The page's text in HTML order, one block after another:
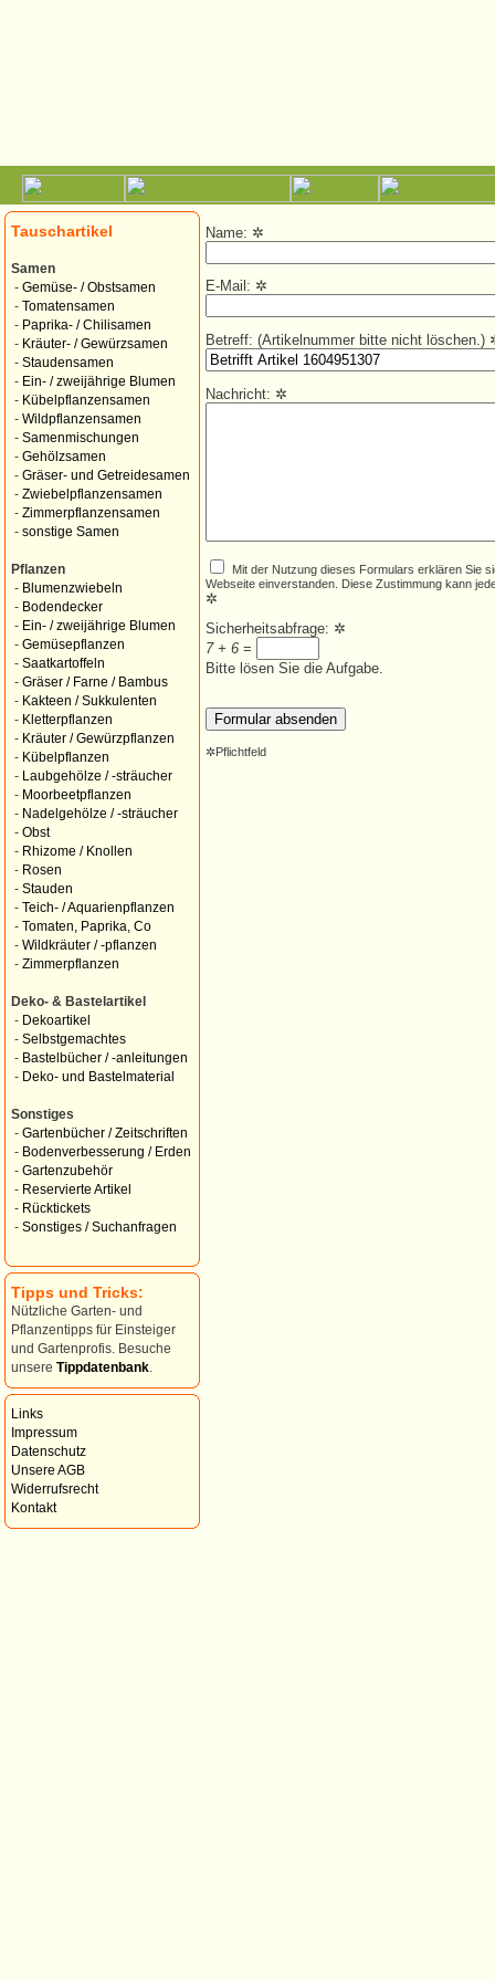
Tauschartikel
Samen
- Gemüse- / Obstsamen
- Tomatensamen
- Paprika- / Chilisamen
- Kräuter- / Gewürzsamen
- Staudensamen
- Ein- / zweijährige Blumen
- Kübelpflanzensamen
- Wildpflanzensamen
- Samenmischungen
- Gehölzsamen
- Gräser- und Getreidesamen
- Zwiebelpflanzensamen
- Zimmerpflanzensamen
- sonstige Samen
Pflanzen
- Blumenzwiebeln
- Bodendecker
- Ein- / zweijährige Blumen
- Gemüsepflanzen
- Saatkartoffeln
- Gräser / Farne / Bambus
- Kakteen / Sukkulenten
- Kletterpflanzen
- Kräuter / Gewürzpflanzen
- Kübelpflanzen
-
Laubgehölze / -sträucher
- Moorbeetpflanzen
- Nadelgehölze / -sträucher
- Obst
- Rhizome / Knollen
- Rosen
- Stauden
- Teich- / Aquarienpflanzen
- Tomaten, Paprika, Co
- Wildkräuter / -pflanzen
- Zimmerpflanzen
Deko- & Bastelartikel
- Dekoartikel
- Selbstgemachtes
- Bastelbücher / -anleitungen
- Deko- und Bastelmaterial
Sonstiges
- Gartenbücher / Zeitschriften
- Bodenverbesserung / Erden
- Gartenzubehör
- Reservierte Artikel
- Rücktickets
- Sonstiges / Suchanfragen
Tipps und Tricks:
Nützliche Garten- und
Pflanzentipps für Einsteiger
und Gartenprofis. Besuche
unsere Tippdatenbank
Links
Impressum
Datenschutz
Unsere AGB
Widerrufsrecht
Kontakt
Name: ✲
E-Mail: ✲
Betreff: (Artikelnummer bitte nicht löschen.)
Nachricht: ✲
Mit der Nutzung dieses Formulars erklären Sie
Webseite einverstanden. Diese Zustimmung kann
✲
Sicherheitsabfrage: ✲
7 + 6 =
Bitte lösen Sie die Aufgabe.
✲Pflichtfeld